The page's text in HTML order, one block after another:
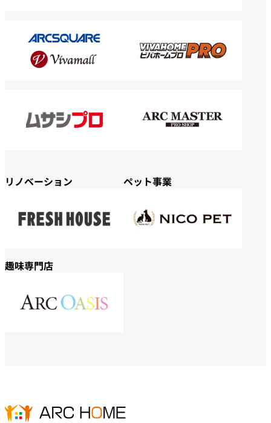
リノベーション ペット事業
趣味専門店